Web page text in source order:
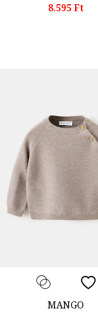
8.595 Ft
MANGO